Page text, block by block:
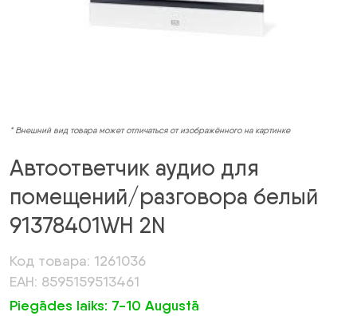
* Внешний вид товара может отличаться от изображённого на картинке
Автоответчик аудио для
помещений/разговора белый
91378401WH 2N
Код товара: 1261036
ЕАН: 8595159513461
Piegādes laiks: 7-10 Augustā